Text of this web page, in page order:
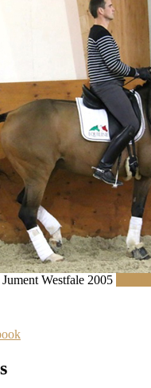
Westfale 2005